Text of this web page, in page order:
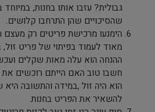
גבולית? עזבו אותו בחנות,
שהסיכויים שהן התרחבו קלושים.
הימנעו מרכישת פריטים רק מעצם
מאוד לעמוד בפיתוי של פריט
ההנחה הוא עלה מאות שקלים
חשבו טוב האם הייתם רוכשים
הוא היה זול ,במידה והתשובה
להשאיר את הפריט בחנות.